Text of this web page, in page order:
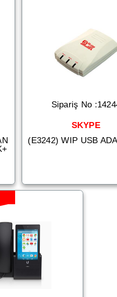
Sipariş No
SKYPE
(E3242) WIP USB